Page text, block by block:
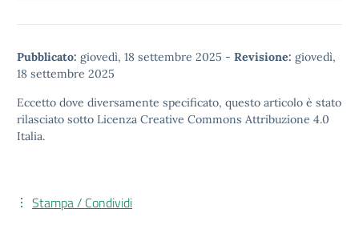
Pubblicato: giovedì, 18 settembre 2025 - Revisione: giovedì,
18 settembre 2025
Eccetto dove diversamente specificato, questo articolo è stato
rilasciato sotto Licenza Creative Commons Attribuzione 4.0
Italia.
Stampa / Condividi